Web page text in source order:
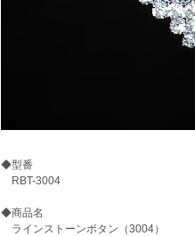
◆型番
RBT-3004
◆商品名
ラインストーンボタン（3004）